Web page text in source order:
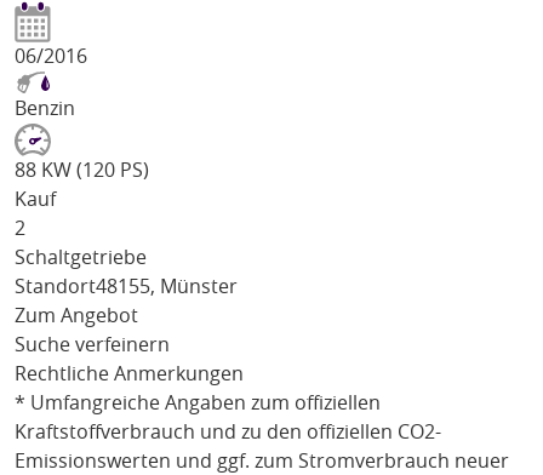
06/2016
Benzin
88 KW (120 PS)
Kauf
2
Schaltgetriebe
Standort48155, Münster
Zum Angebot
Suche verfeinern
Rechtliche Anmerkungen
* Umfangreiche Angaben zum offiziellen
Kraftstoffverbrauch und zu den offiziellen CO2-
Emissionswerten und ggf. zum Stromverbrauch neuer